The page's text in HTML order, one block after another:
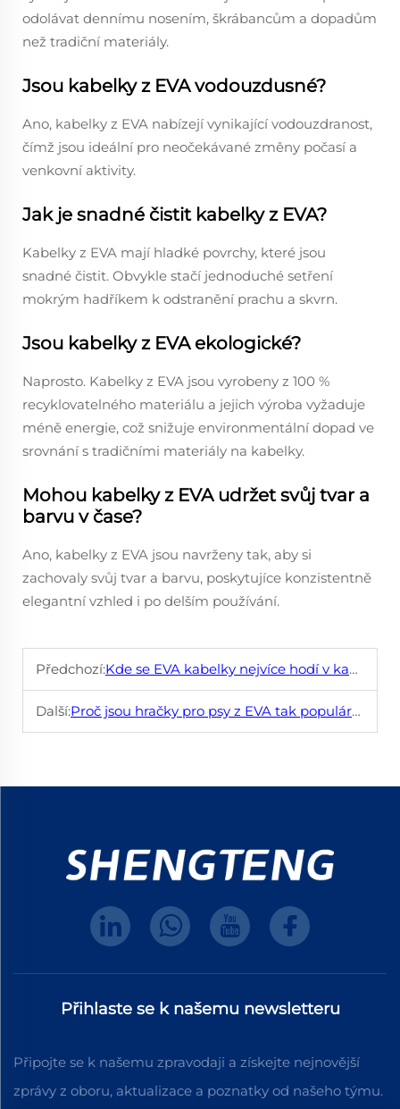
odolávat dennímu nosením, škrábancům a dopadům
než tradiční materiály.
Jsou kabelky z EVA vodouzdusné?
Ano, kabelky z EVA nabízejí vynikající vodouzdranost,
čímž jsou ideální pro neočekávané změny počasí a
venkovní aktivity.
Jak je snadné čistit kabelky z EVA?
Kabelky z EVA mají hladké povrchy, které jsou
snadné čistit. Obvykle stačí jednoduché setření
mokrým hadříkem k odstranění prachu a skvrn.
Jsou kabelky z EVA ekologické?
Naprosto. Kabelky z EVA jsou vyrobeny z 100 %
recyklovatelného materiálu a jejich výroba vyžaduje
méně energie, což snižuje environmentální dopad ve
srovnání s tradičními materiály na kabelky.
Mohou kabelky z EVA udržet svůj tvar a
barvu v čase?
Ano, kabelky z EVA jsou navrženy tak, aby si
zachovaly svůj tvar a barvu, poskytujíce konzistentně
elegantní vzhled i po delším používání.
Předchozí:Kde se EVA kabelky nejvíce hodí v každodenním životě?
Další:Proč jsou hračky pro psy z EVA tak populární právě teď?
Přihlaste se k našemu newsletteru
Připojte se k našemu zpravodaji a získejte nejnovější
zprávy z oboru, aktualizace a poznatky od našeho týmu.